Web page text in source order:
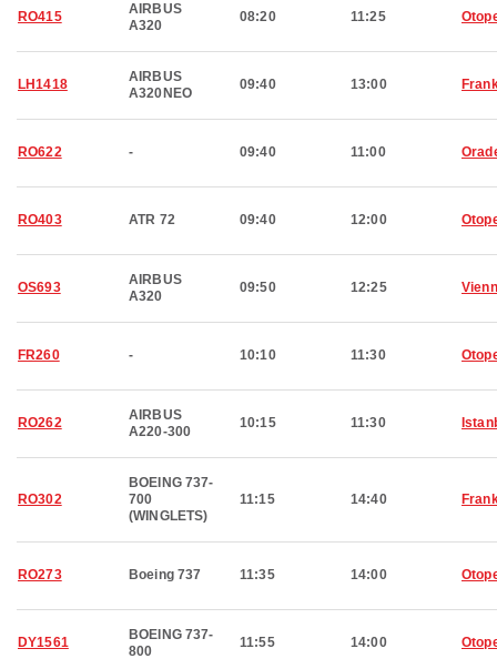
RO415
AIRBUS
A320
08:20 11:25
LH1418
AIRBUS
A320NEO
09:40 13:00
RO622 - 09:40 11:00
RO403 ATR 72 09:40 12:00
OS693
AIRBUS
A320
09:50 12:25
FR260 - 10:10 11:30
RO262
AIRBUS
A220-300
10:15 11:30
RO302
BOEING 737-
700
(WINGLETS)
11:15 14:40
RO273 Boeing 737 11:35 14:00
DY1561
BOEING 737-
800
11:55 14:00